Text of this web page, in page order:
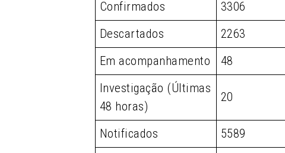
Confirmados
3306
Descartados
2263
Em acompanhamento
48
Investigação (Últimas
48 horas)
20
Notificados 5589